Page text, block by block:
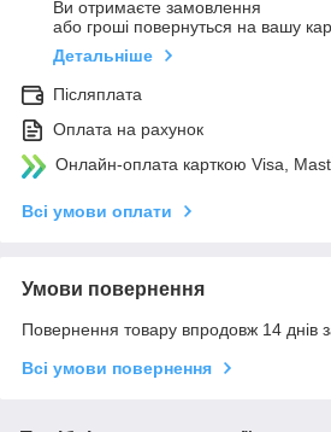
Ви отримаєте замовлення
або гроші повернуться на вашу
Детальніше
Післяплата
Оплата на рахунок
Онлайн-оплата карткою Visa,
Всі умови оплати
Умови повернення
Повернення товару впродовж 14 днів
Всі умови повернення